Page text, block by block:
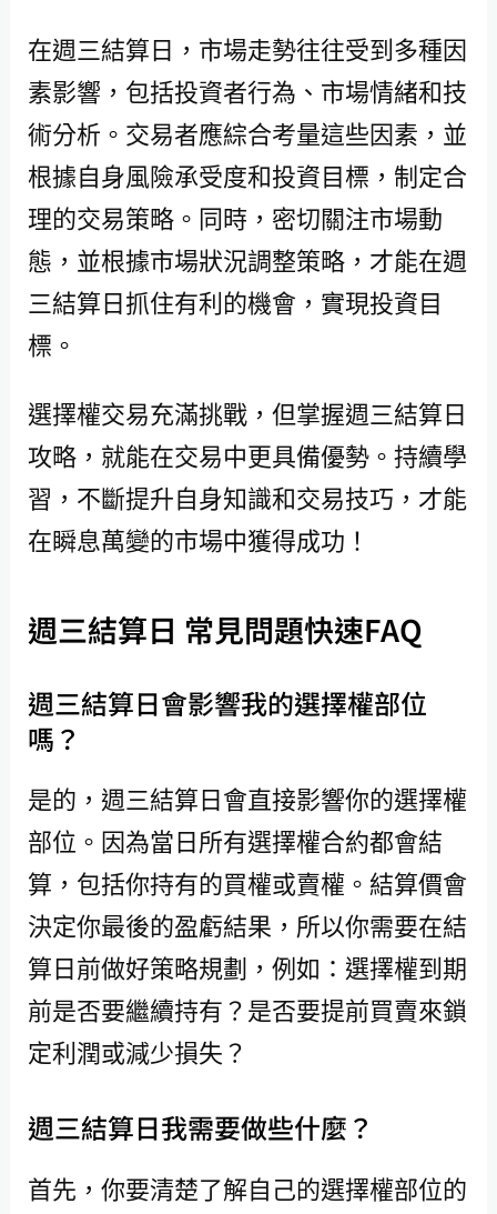
在週三結算日，市場走勢往往受到多種因
素影響，包括投資者行為、市場情緒和技
術分析。交易者應綜合考量這些因素，並
根據自身風險承受度和投資目標，制定合
理的交易策略。同時，密切關注市場動
態，並根據市場狀況調整策略，才能在週
三結算日抓住有利的機會，實現投資目
標。
選擇權交易充滿挑戰，但掌握週三結算日
攻略，就能在交易中更具備優勢。持續學
習，不斷提升自身知識和交易技巧，才能
在瞬息萬變的市場中獲得成功！
週三結算日 常見問題快速FAQ
週三結算日會影響我的選擇權部位
嗎？
是的，週三結算日會直接影響你的選擇權
部位。因為當日所有選擇權合約都會結
算，包括你持有的買權或賣權。結算價會
決定你最後的盈虧結果，所以你需要在結
算日前做好策略規劃，例如：選擇權到期
前是否要繼續持有？是否要提前買賣來鎖
定利潤或減少損失？
週三結算日我需要做些什麼？
首先，你要清楚了解自己的選擇權部位的